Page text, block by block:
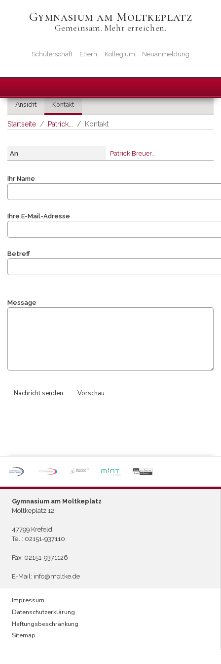
zum
Inhalt
Gymnasium am Moltkeplatz
Gemeinsam. Mehr erreichen.
Startseiten-
Icons
Schülerschaft Eltern Kollegium Neuanmeldung
Primäre
Reiter
Ansicht Kontakt
Startseite Patrick... Kontakt
An Patrick Breuer…
Ihr Name
Ihre E-Mail-Adresse
Betreff
Message
ARTNERSCHULE DES
L
EISTUNGSSPORTS
Gymnasium am Moltkeplatz
Moltkeplatz 12
47799 Krefeld
Tel.: 02151-937110
Fax: 02151-9371126
E-Mail: info@moltke.de
Menu
Fußzeile
1
Impressum
Datenschutzerklärung
Haftungsbeschränkung
Sitemap